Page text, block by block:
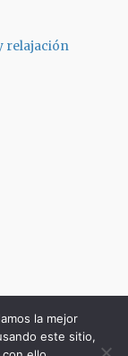
relajación
la mejor
este sitio,